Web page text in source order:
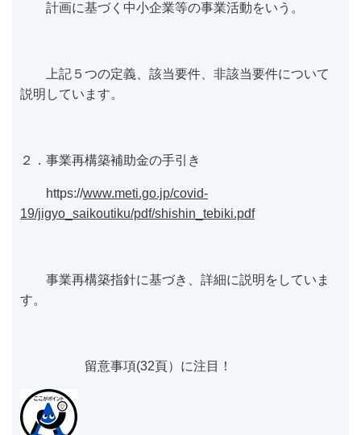
計画に基づく中小企業等の事業活動をいう。
上記５つの定義、該当要件、非該当要件について
説明しています。
２．事業再構築補助金の手引き
https://www.meti.go.jp/covid-
19/jigyo_saikoutiku/pdf/shishin_tebiki.pdf
事業再構築指針に基づき、詳細に説明をしていま
す。
留意事項(32頁）に注目！